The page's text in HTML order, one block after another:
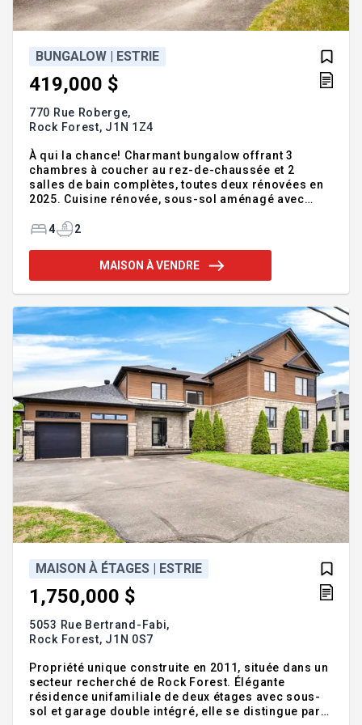
BUNGALOW | ESTRIE
419,000 $
770 Rue Roberge,
Rock Forest, J1N 1Z4
À qui la chance! Charmant bungalow offrant 3
chambres à coucher au rez-de-chaussée et 2
salles de bain complètes, toutes deux rénovées en
2025. Cuisine rénovée, sous-sol aménagé avec
cèdres, entrée asphaltée et abri d'auto. Situé dans
l'école primaire Beaulieu, des parcs et de tous les
services. Une belle opportunité pour une jeune
localisation est en préparation Inclusions :Lave-
vaisse
4 2
MAISON À VENDRE
MAISON À ÉTAGES | ESTRIE
1,750,000 $
5053 Rue Bertrand-Fabi,
Rock Forest, J1N 0S7
Propriété unique construite en 2011, située dans un
secteur recherché de Rock Forest. Élégante
résidence unifamiliale de deux étages avec sous-
sol et garage double intégré, elle se distingue par